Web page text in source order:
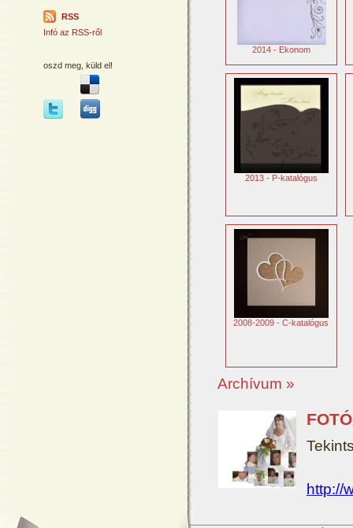
RSS
Infó az RSS-ről
oszd meg, küld el!
2014 - Ekonom
2013 - P-katalógus
2008-2009 - C-katalógus
Archívum »
http://